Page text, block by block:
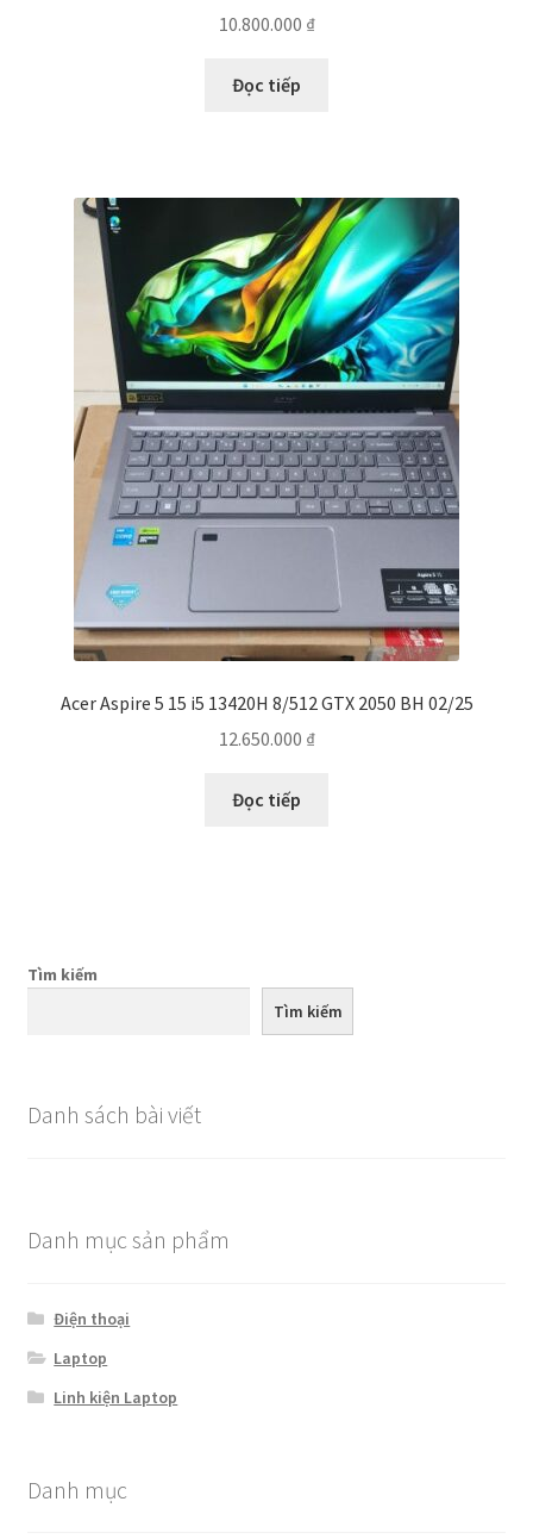
10.800.000 ₫
Đọc tiếp
Acer Aspire 5 15 i5 13420H 8/512 GTX 2050 BH 02/25
12.650.000 ₫
Đọc tiếp
Tìm kiếm
Tìm kiếm
Danh sách bài viết
Danh mục sản phẩm
Điện thoại
Laptop
Linh kiện Laptop
Danh mục